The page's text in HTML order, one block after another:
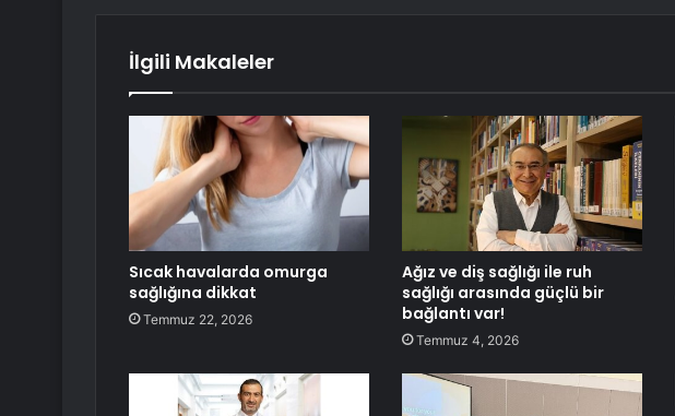
İlgili Makaleler
Sıcak havalarda omurga
sağlığına dikkat
Temmuz 22, 2026
Ağız ve diş sağlığı ile ruh
sağlığı arasında güçlü bir
bağlantı var!
Temmuz 4, 2026